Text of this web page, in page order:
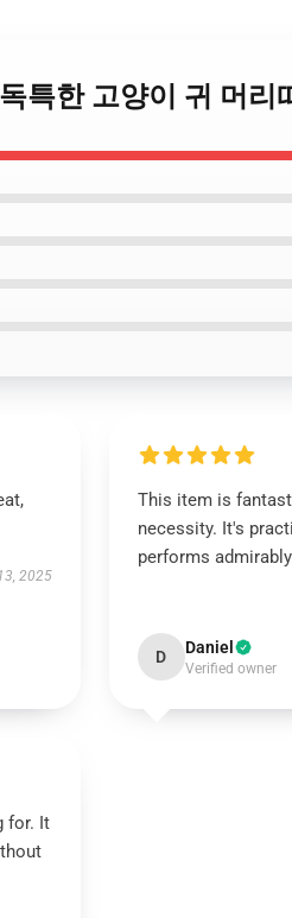
특한 고양이 귀 머리
2025
This item is
necessity. It's
performs
D Daniel
Verified owner
for. It